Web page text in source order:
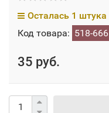
Осталась 1 штука
Код товара: 518-666
35 руб.